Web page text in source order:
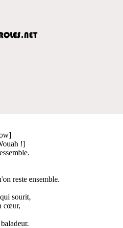
!]
reste ensemble.
sourit,
cœur,